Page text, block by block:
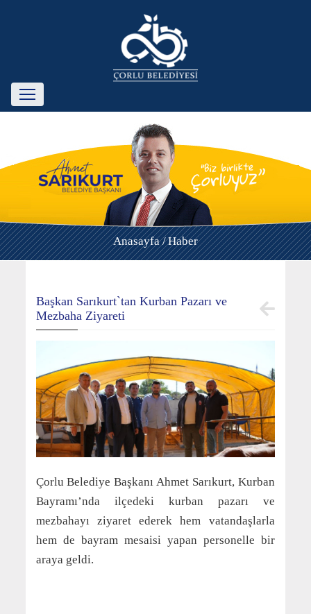
Anasayfa /Haber
Başkan Sarıkurt`tan Kurban Pazarı ve
Mezbaha Ziyareti
Çorlu Belediye Başkanı Ahmet Sarıkurt, Kurban
Bayramı’nda ilçedeki kurban pazarı ve
mezbahayı ziyaret ederek hem vatandaşlarla
hem de bayram mesaisi yapan personelle bir
araya geldi.